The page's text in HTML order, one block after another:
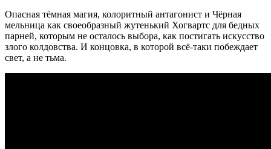
Опасная тёмная магия, колоритный антагонист и Чёрная
мельница как своеобразный жутенький Хогвартс для бедных
парней, которым не осталось выбора, как постигать искусство
злого колдовства. И концовка, в которой всё-таки побеждает
свет, а не тьма.